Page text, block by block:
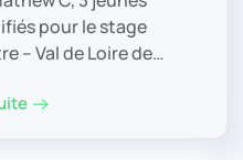
pour le stage
– Val de Loire de…